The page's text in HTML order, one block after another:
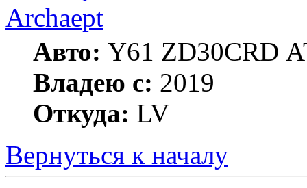
Archaept
Авто: Y61 ZD30CRD
Владею с: 2019
Откуда: LV
Вернуться к началу